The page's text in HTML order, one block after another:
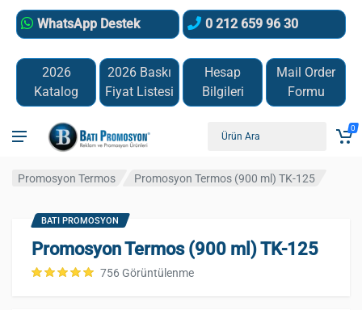
WhatsApp Destek 0 212 659 96 30
2026
Katalog
2026 Baskı
Fiyat Listesi
Hesap
Bilgileri
Mail Order
Formu
0
Promosyon Termos Promosyon Termos (900 ml) TK-125
Promosyon Termos (900 ml) TK-125
756 Görüntülenme
BATI PROMOSYON